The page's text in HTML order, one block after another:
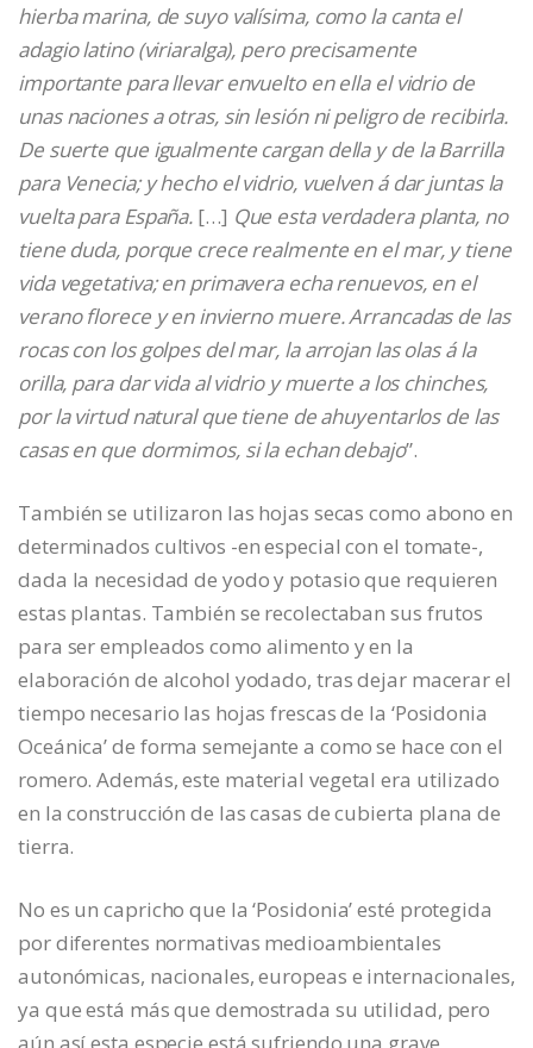
hierba marina, de suyo valísima, como la canta el
adagio latino (viriaralga), pero precisamente
importante para llevar envuelto en ella el vidrio de
unas naciones a otras, sin lesión ni peligro de recibirla.
De suerte que igualmente cargan della y de la Barrilla
para Venecia; y hecho el vidrio, vuelven á dar juntas la
vuelta para España. […] Que esta verdadera planta, no
tiene duda, porque crece realmente en el mar, y tiene
vida vegetativa; en primavera echa renuevos, en el
verano florece y en invierno muere. Arrancadas de las
rocas con los golpes del mar, la arrojan las olas á la
orilla, para dar vida al vidrio y muerte a los chinches,
por la virtud natural que tiene de ahuyentarlos de las
casas en que dormimos, si la echan debajo”.
También se utilizaron las hojas secas como abono en
determinados cultivos -en especial con el tomate-,
dada la necesidad de yodo y potasio que requieren
estas plantas. También se recolectaban sus frutos
para ser empleados como alimento y en la
elaboración de alcohol yodado, tras dejar macerar el
tiempo necesario las hojas frescas de la ‘Posidonia
Oceánica’ de forma semejante a como se hace con el
romero. Además, este material vegetal era utilizado
en la construcción de las casas de cubierta plana de
tierra.
No es un capricho que la ‘Posidonia’ esté protegida
por diferentes normativas medioambientales
autonómicas, nacionales, europeas e internacionales,
ya que está más que demostrada su utilidad, pero
aún así esta especie está sufriendo una grave